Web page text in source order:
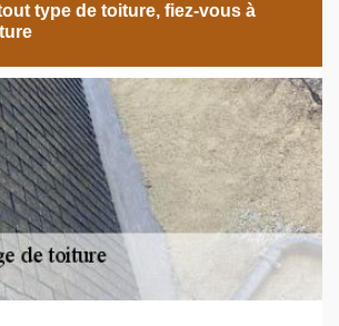
type de toiture, fiez-vous à